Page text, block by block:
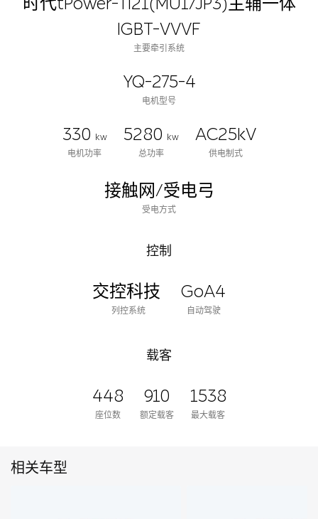
IGBT-VVVF
主要牵引系统
YQ-275-4
电机型号
330
kw
电机功率
5280
kw
总功率
AC25kV
供电制式
接触网/受电弓
受电方式
控制
交控科技
列控系统
GoA4
自动驾驶
载客
448
座位数
910
额定载客
1538
最大载客
相关车型